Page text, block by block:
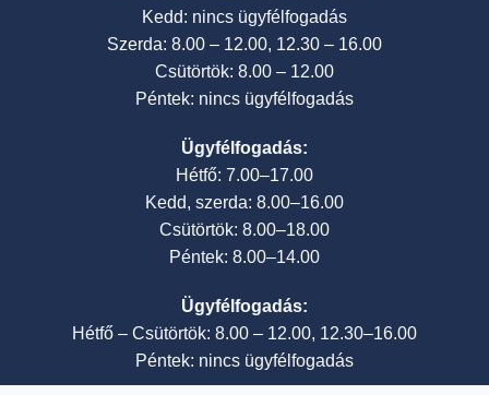
Kedd: nincs ügyfélfogadás
Szerda: 8.00 – 12.00, 12.30 – 16.00
Csütörtök: 8.00 – 12.00
Péntek: nincs ügyfélfogadás
Ügyfélfogadás:
Hétfő: 7.00–17.00
Kedd, szerda: 8.00–16.00
Csütörtök: 8.00–18.00
Péntek: 8.00–14.00
Ügyfélfogadás:
Hétfő – Csütörtök: 8.00 – 12.00, 12.30–16.00
Péntek: nincs ügyfélfogadás